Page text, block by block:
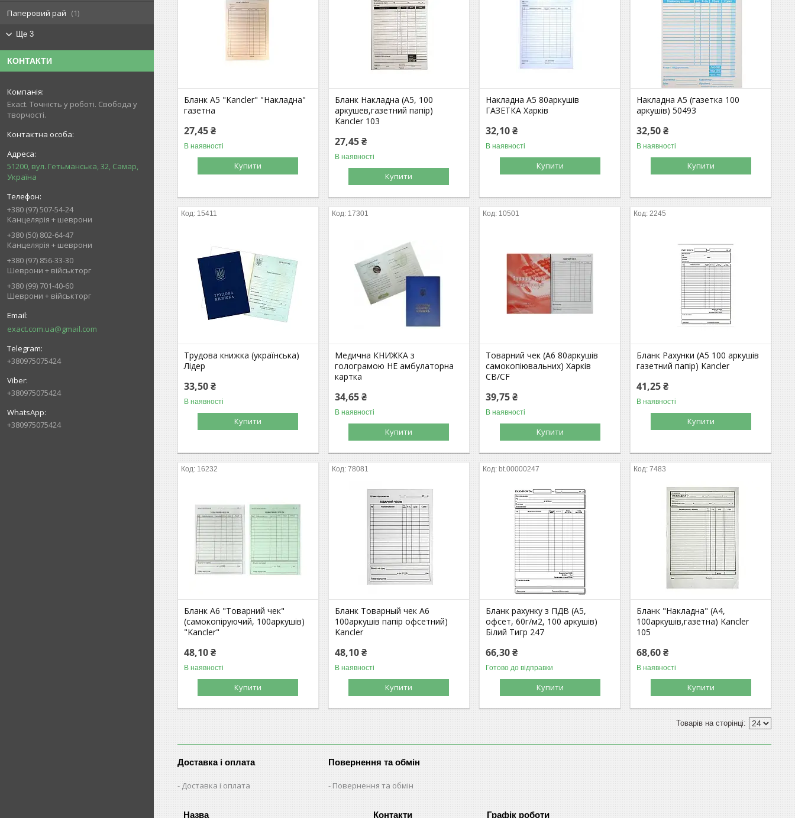
Паперовий рай 1
Ще 3
КОНТАКТИ
Exact. Точність у роботі. Свобода у
творчості.
51200, вул. Гетьманська, 32, Самар,
Україна
+380 (97) 507-54-24
Канцелярія + шеврони
+380 (50) 802-64-47
Канцелярія + шеврони
+380 (97) 856-33-30
Шеврони + військторг
+380 (99) 701-40-60
Шеврони + військторг
exact.com.ua@gmail.com
+380975075424
+380975075424
+380975075424
Бланк А5 "Kancler" "Накладна"
газетна
27,45 ₴
В наявності
Купити
Бланк Накладна (А5, 100
аркушев,газетний папір)
Kancler 103
27,45 ₴
В наявності
Купити
Накладна А5 80аркушів
ГАЗЕТКА Харків
32,10 ₴
В наявності
Купити
Накладна А5 (газетка 100
аркушів) 50493
32,50 ₴
В наявності
Купити
15411
Трудова книжка (українська)
Лідер
33,50 ₴
В наявності
Купити
17301
Медична КНИЖКА з
голограмою НЕ амбулаторна
картка
34,65 ₴
В наявності
Купити
10501
Товарний чек (А6 80аркушів
самокопіювальних) Харків
CB/CF
39,75 ₴
В наявності
Купити
2245
Бланк Рахунки (А5 100 аркушів
газетний папір) Kancler
41,25 ₴
В наявності
Купити
16232
Бланк А6 "Товарний чек"
(самокопіруючий, 100аркушів)
"Kancler"
48,10 ₴
В наявності
Купити
78081
Бланк Товарный чек А6
100аркушів папір офсетний)
Kancler
48,10 ₴
В наявності
Купити
bt.00000247
Бланк рахунку з ПДВ (А5,
офсет, 60г/м2, 100 аркушів)
Білий Тигр 247
66,30 ₴
Готово до відправки
Купити
7483
Бланк "Накладна" (А4,
100аркушів,газетна) Kancler
105
68,60 ₴
В наявності
Купити
Доставка і оплата
Доставка і оплата
Повернення та обмін
Повернення та обмін
Графік роботи